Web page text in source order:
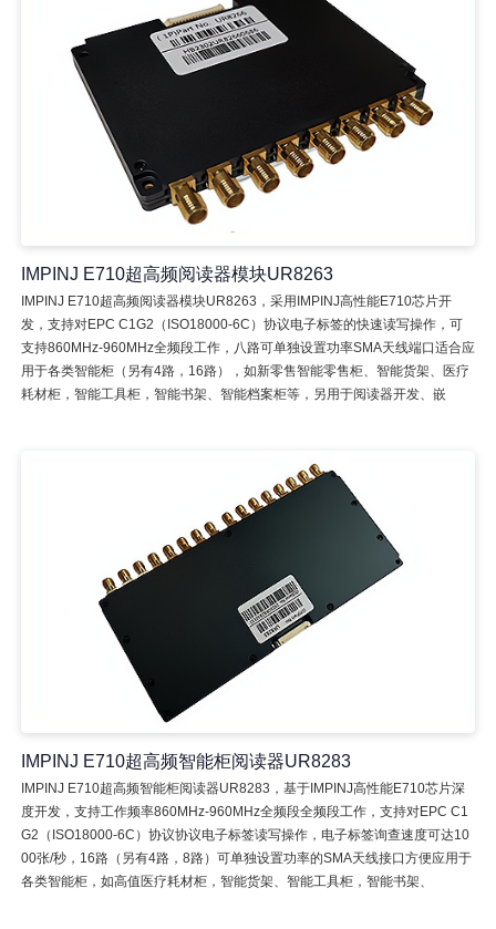
IMPINJ E710超高频阅读器模块UR8263
IMPINJ E710超高频阅读器模块UR8263，采用IMPINJ高性能E710芯片开
发，支持对EPC C1G2（ISO18000-6C）协议电子标签的快速读写操作，可
支持860MHz-960MHz全频段工作，八路可单独设置功率SMA天线端口适合应
用于各类智能柜（另有4路，16路），如新零售智能零售柜、智能货架、医疗
耗材柜，智能工具柜，智能书架、智能档案柜等，另用于阅读器开发、嵌
IMPINJ E710超高频智能柜阅读器UR8283
IMPINJ E710超高频智能柜阅读器UR8283，基于IMPINJ高性能E710芯片深
度开发，支持工作频率860MHz-960MHz全频段全频段工作，支持对EPC C1
G2（ISO18000-6C）协议协议电子标签读写操作，电子标签询查速度可达10
00张/秒，16路（另有4路，8路）可单独设置功率的SMA天线接口方便应用于
各类智能柜，如高值医疗耗材柜，智能货架、智能工具柜，智能书架、